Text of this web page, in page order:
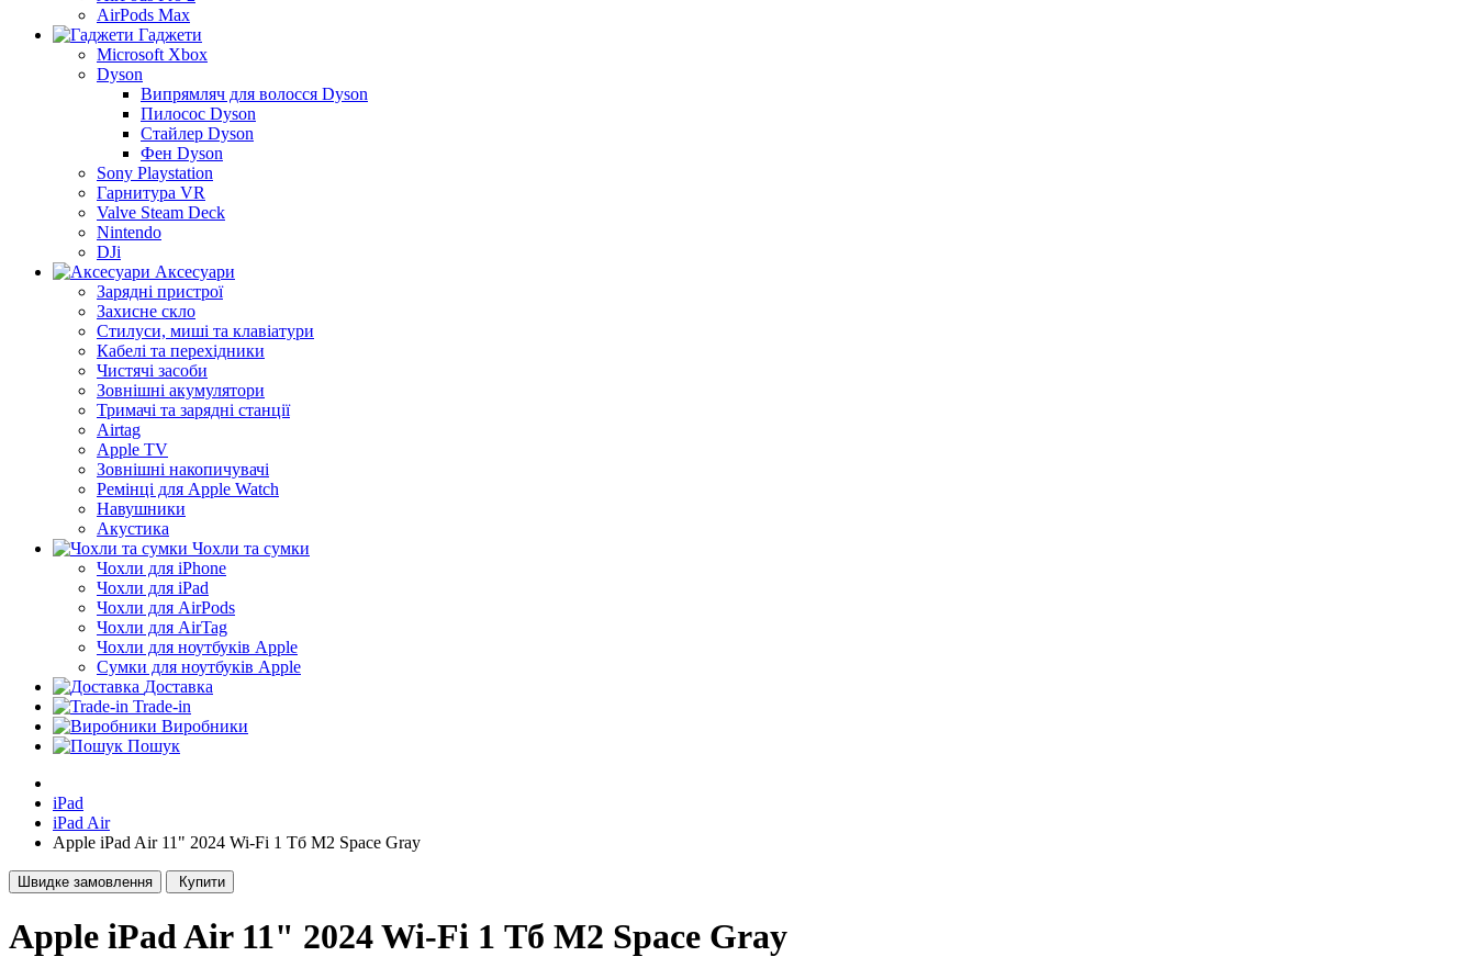
AirPods Max
Гаджети
Microsoft Xbox
Dyson
Випрямляч для волосся Dyson
Пилосос Dyson
Стайлер Dyson
Фен Dyson
Sony Playstation
Гарнитура VR
Valve Steam Deck
Nintendo
DJi
Аксесуари
Зарядні пристрої
Захисне скло
Стилуси, миші та клавіатури
Кабелі та перехідники
Чистячі засоби
Зовнішні акумулятори
Тримачі та зарядні станції
Airtag
Apple TV
Зовнішні накопичувачі
Ремінці для Apple Watch
Навушники
Акустика
Чохли та сумки
Чохли для iPhone
Чохли для iPad
Чохли для AirPods
Чохли для AirTag
Чохли для ноутбуків Apple
Сумки для ноутбуків Apple
Доставка
Trade-in
Виробники
Пошук
iPad
iPad Air
Apple iPad Air 11" 2024 Wi-Fi 1 Тб M2 Space Gray
Швидке замовлення Купити
Apple iPad Air 11" 2024 Wi-Fi 1 Тб M2 Space Gray